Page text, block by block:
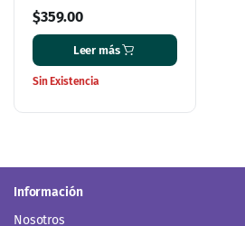
$359.00
Leer más
Sin Existencia
Información
Nosotros